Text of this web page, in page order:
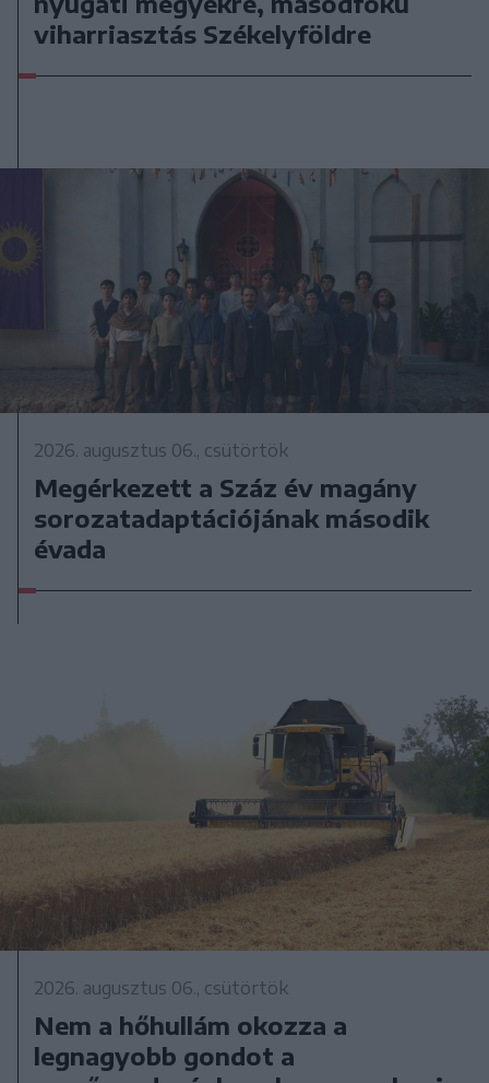
viharriasztás Székelyföldre
2026. augusztus 06., csütörtök
Megérkezett a Száz év magány
sorozatadaptációjának második
évada
2026. augusztus 06., csütörtök
Nem a hőhullám okozza a
legnagyobb gondot a